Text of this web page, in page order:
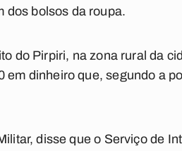
dos bolsos da roupa.
do Pirpiri, na zona rural da
em dinheiro que, segundo a
disse que o Serviço de